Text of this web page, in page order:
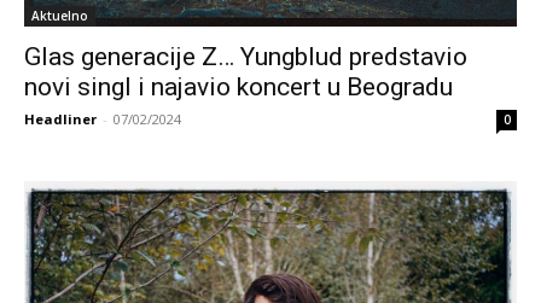
Aktuelno
Glas generacije Z… Yungblud predstavio
novi singl i najavio koncert u Beogradu
Headliner - 07/02/2024 0